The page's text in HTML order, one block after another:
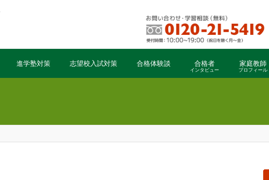
進学塾対策 志望校入試対策 合格体験談 合格者
インタビュー
家庭教師
プロフィール